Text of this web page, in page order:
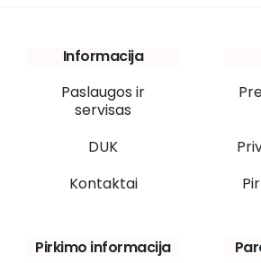
Informacija
Paslaugos ir
servisas
DUK
Kontaktai
Pirkimo informacija